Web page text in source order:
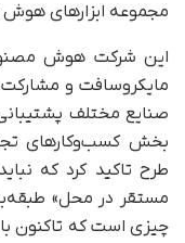
مجموعه ابزارهای
صنایع مختلف
بخش کسب‌وکارهای
طرح تاکید کرد که
مستقر در محل»
چیزی است که تاکنون